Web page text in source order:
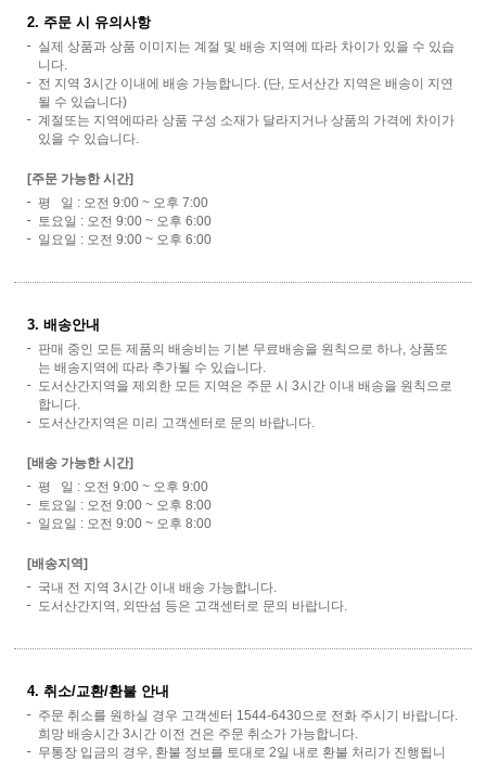
2. 주문 시 유의사항
실제 상품과 상품 이미지는 계절 및 배송 지역에 따라 차이가 있을 수 있습
니다.
전 지역 3시간 이내에 배송 가능합니다. (단, 도서산간 지역은 배송이 지연
될 수 있습니다)
계절또는 지역에따라 상품 구성 소재가 달라지거나 상품의 가격에 차이가
있을 수 있습니다.
[주문 가능한 시간]
평 일 : 오전 9:00 ~ 오후 7:00
토요일 : 오전 9:00 ~ 오후 6:00
일요일 : 오전 9:00 ~ 오후 6:00
3. 배송안내
판매 중인 모든 제품의 배송비는 기본 무료배송을 원칙으로 하나, 상품또
는 배송지역에 따라 추가될 수 있습니다.
도서산간지역을 제외한 모든 지역은 주문 시 3시간 이내 배송을 원칙으로
합니다.
도서산간지역은 미리 고객센터로 문의 바랍니다.
[배송 가능한 시간]
평 일 : 오전 9:00 ~ 오후 9:00
토요일 : 오전 9:00 ~ 오후 8:00
일요일 : 오전 9:00 ~ 오후 8:00
[배송지역]
국내 전 지역 3시간 이내 배송 가능합니다.
도서산간지역, 외딴섬 등은 고객센터로 문의 바랍니다.
4. 취소/교환/환불 안내
주문 취소를 원하실 경우 고객센터 1544-6430으로 전화 주시기 바랍니다.
희망 배송시간 3시간 이전 건은 주문 취소가 가능합니다.
무통장 입금의 경우, 환불 정보를 토대로 2일 내로 환불 처리가 진행됩니